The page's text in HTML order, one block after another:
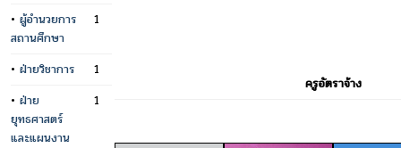
• ผู้อำนวยการ
สถานศึกษา
1
• ฝ่ายวิชาการ
1
• ฝ่าย
ยุทธศาสตร์
และแผนงาน
1
ครูอัตราจ้าง